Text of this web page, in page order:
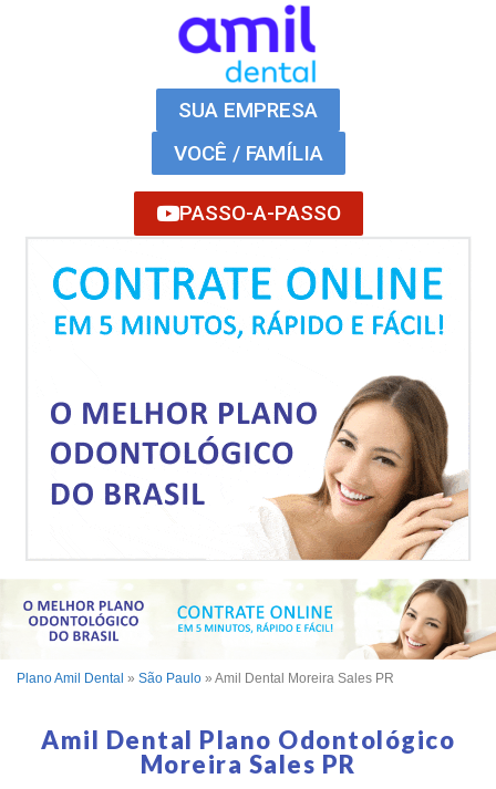
SUA EMPRESA
VOCÊ / FAMÍLIA
PASSO-A-PASSO
Plano Amil Dental » São Paulo » Amil Dental Moreira Sales PR
Amil Dental Plano Odontológico
Moreira Sales PR